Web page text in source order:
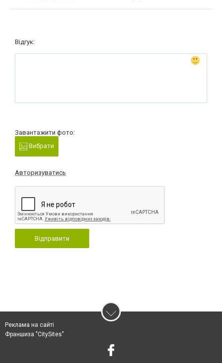
Відгук:
Завантажити фото:
Вибрати
Авторизуватись
Відправити
Реклама на сайті
Франшиза "CitySites"